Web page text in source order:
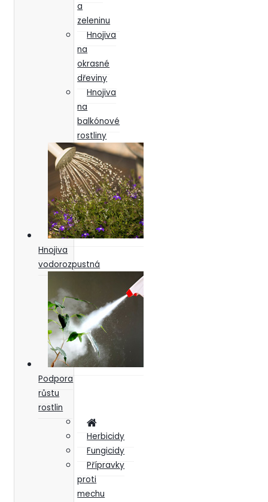
a
zeleninu
Hnojiva
na
okrasné
dřeviny
Hnojiva
na
balkónové
rostliny
Hnojiva
vodorozpustná
Podpora
růstu
rostlin
Herbicidy
Fungicidy
Přípravky
proti
mechu